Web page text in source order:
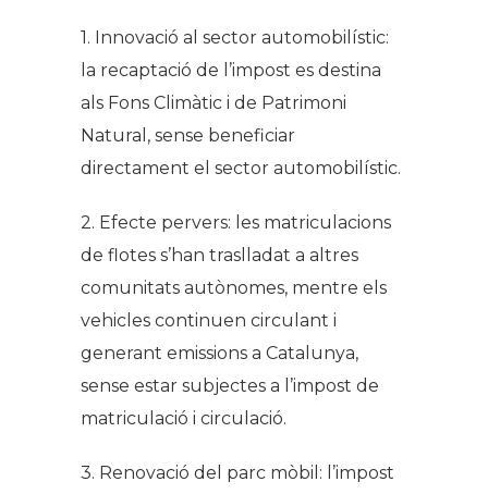
1. Innovació al sector automobilístic:
la recaptació de l’impost es destina
als Fons Climàtic i de Patrimoni
Natural, sense beneficiar
directament el sector automobilístic.
2. Efecte pervers: les matriculacions
de flotes s’han traslladat a altres
comunitats autònomes, mentre els
vehicles continuen circulant i
generant emissions a Catalunya,
sense estar subjectes a l’impost de
matriculació i circulació.
3. Renovació del parc mòbil: l’impost